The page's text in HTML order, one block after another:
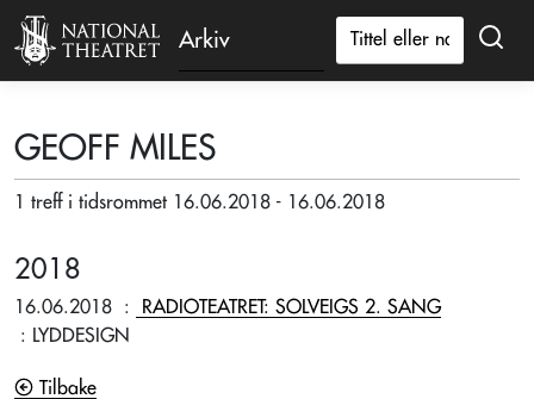
Arkiv
GEOFF MILES
1 treff i tidsrommet 16.06.2018 - 16.06.2018
2018
16.06.2018 :
RADIOTEATRET: SOLVEIGS 2. SANG
: LYDDESIGN
Tilbake